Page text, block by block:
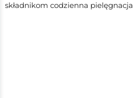
składnikom codzienna